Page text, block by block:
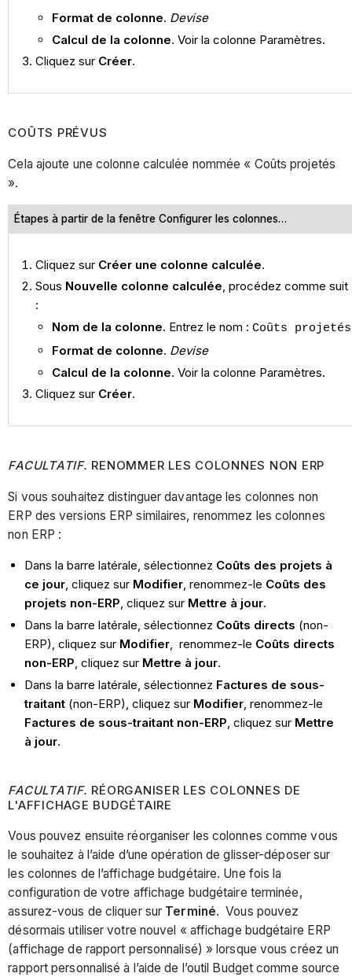
Format de colonne. Devise
Calcul de la colonne. Voir la colonne Paramètres.
Cliquez sur Créer.
COÛTS PRÉVUS
Cela ajoute une colonne calculée nommée « Coûts projetés
».
Étapes à partir de la fenêtre Configurer les colonnes…
Cliquez sur Créer une colonne calculée.
Sous Nouvelle colonne calculée, procédez comme suit
:
Nom de la colonne. Entrez le nom : Coûts projetés
Format de colonne. Devise
Calcul de la colonne. Voir la colonne Paramètres.
Cliquez sur Créer.
FACULTATIF. RENOMMER LES COLONNES NON ERP
Si vous souhaitez distinguer davantage les colonnes non
ERP des versions ERP similaires, renommez les colonnes
non ERP :
Dans la barre latérale, sélectionnez Coûts des projets à
ce jour, cliquez sur Modifier, renommez-le Coûts des
projets non-ERP, cliquez sur Mettre à jour.
Dans la barre latérale, sélectionnez Coûts directs (non-
ERP), cliquez sur Modifier, renommez-le Coûts directs
non-ERP, cliquez sur Mettre à jour.
Dans la barre latérale, sélectionnez Factures de sous-
traitant (non-ERP), cliquez sur Modifier , renommez-le
Factures de sous-traitant non-ERP , cliquez sur Mettre
à jour.
FACULTATIF. RÉORGANISER LES COLONNES DE
L'AFFICHAGE BUDGÉTAIRE
Vous pouvez ensuite réorganiser les colonnes comme vous
le souhaitez à l’aide d’une opération de glisser-déposer sur
les colonnes de l’affichage budgétaire. Une fois la
configuration de votre affichage budgétaire terminée,
assurez-vous de cliquer sur Terminé. Vous pouvez
désormais utiliser votre nouvel « affichage budgétaire ERP
(affichage de rapport personnalisé) » lorsque vous créez un
rapport personnalisé à l’aide de l’outil Budget comme source